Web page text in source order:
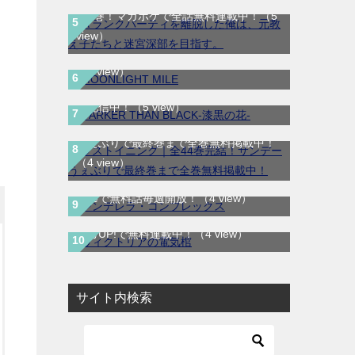
第5巻！マガポケで全話無料連載中！（5
view）
MOONLIGHT MILE｜最新刊第23巻！マ
ンガワンで最新刊まで全巻無料配信中！
（5 view）
DARKER THAN BLACK-漆黒の花-｜全4
巻完結！マンガUP!で最終巻まで全巻無
料配信中！（5 view）
ラストイニング｜全44巻完結！サンデー
うぇぶりで最終巻まで全巻無料掲載中！
（4 view）
シンデレラ・コンプレックス｜マンガ
Meeで無料話毎週開放！（4 view）
ヴィクトリアの電気棺｜最新刊第2巻！マ
ンガUP!で無料連載中！（4 view）
サイト内検索